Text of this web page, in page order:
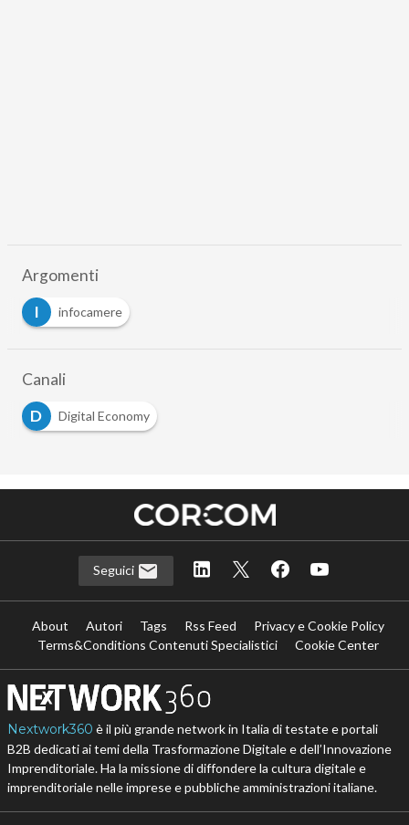
Argomenti
I
infocamere
Canali
D
Digital Economy
Seguici
About Autori Tags Rss Feed
Privacy e Cookie Policy
Terms&Conditions Contenuti Specialistici
Cookie Center
Nextwork360 è il più grande network in Italia di testate e portali
B2B dedicati ai temi della Trasformazione Digitale e dell’Innovazione
Imprenditoriale. Ha la missione di diffondere la cultura digitale e
imprenditoriale nelle imprese e pubbliche amministrazioni italiane.